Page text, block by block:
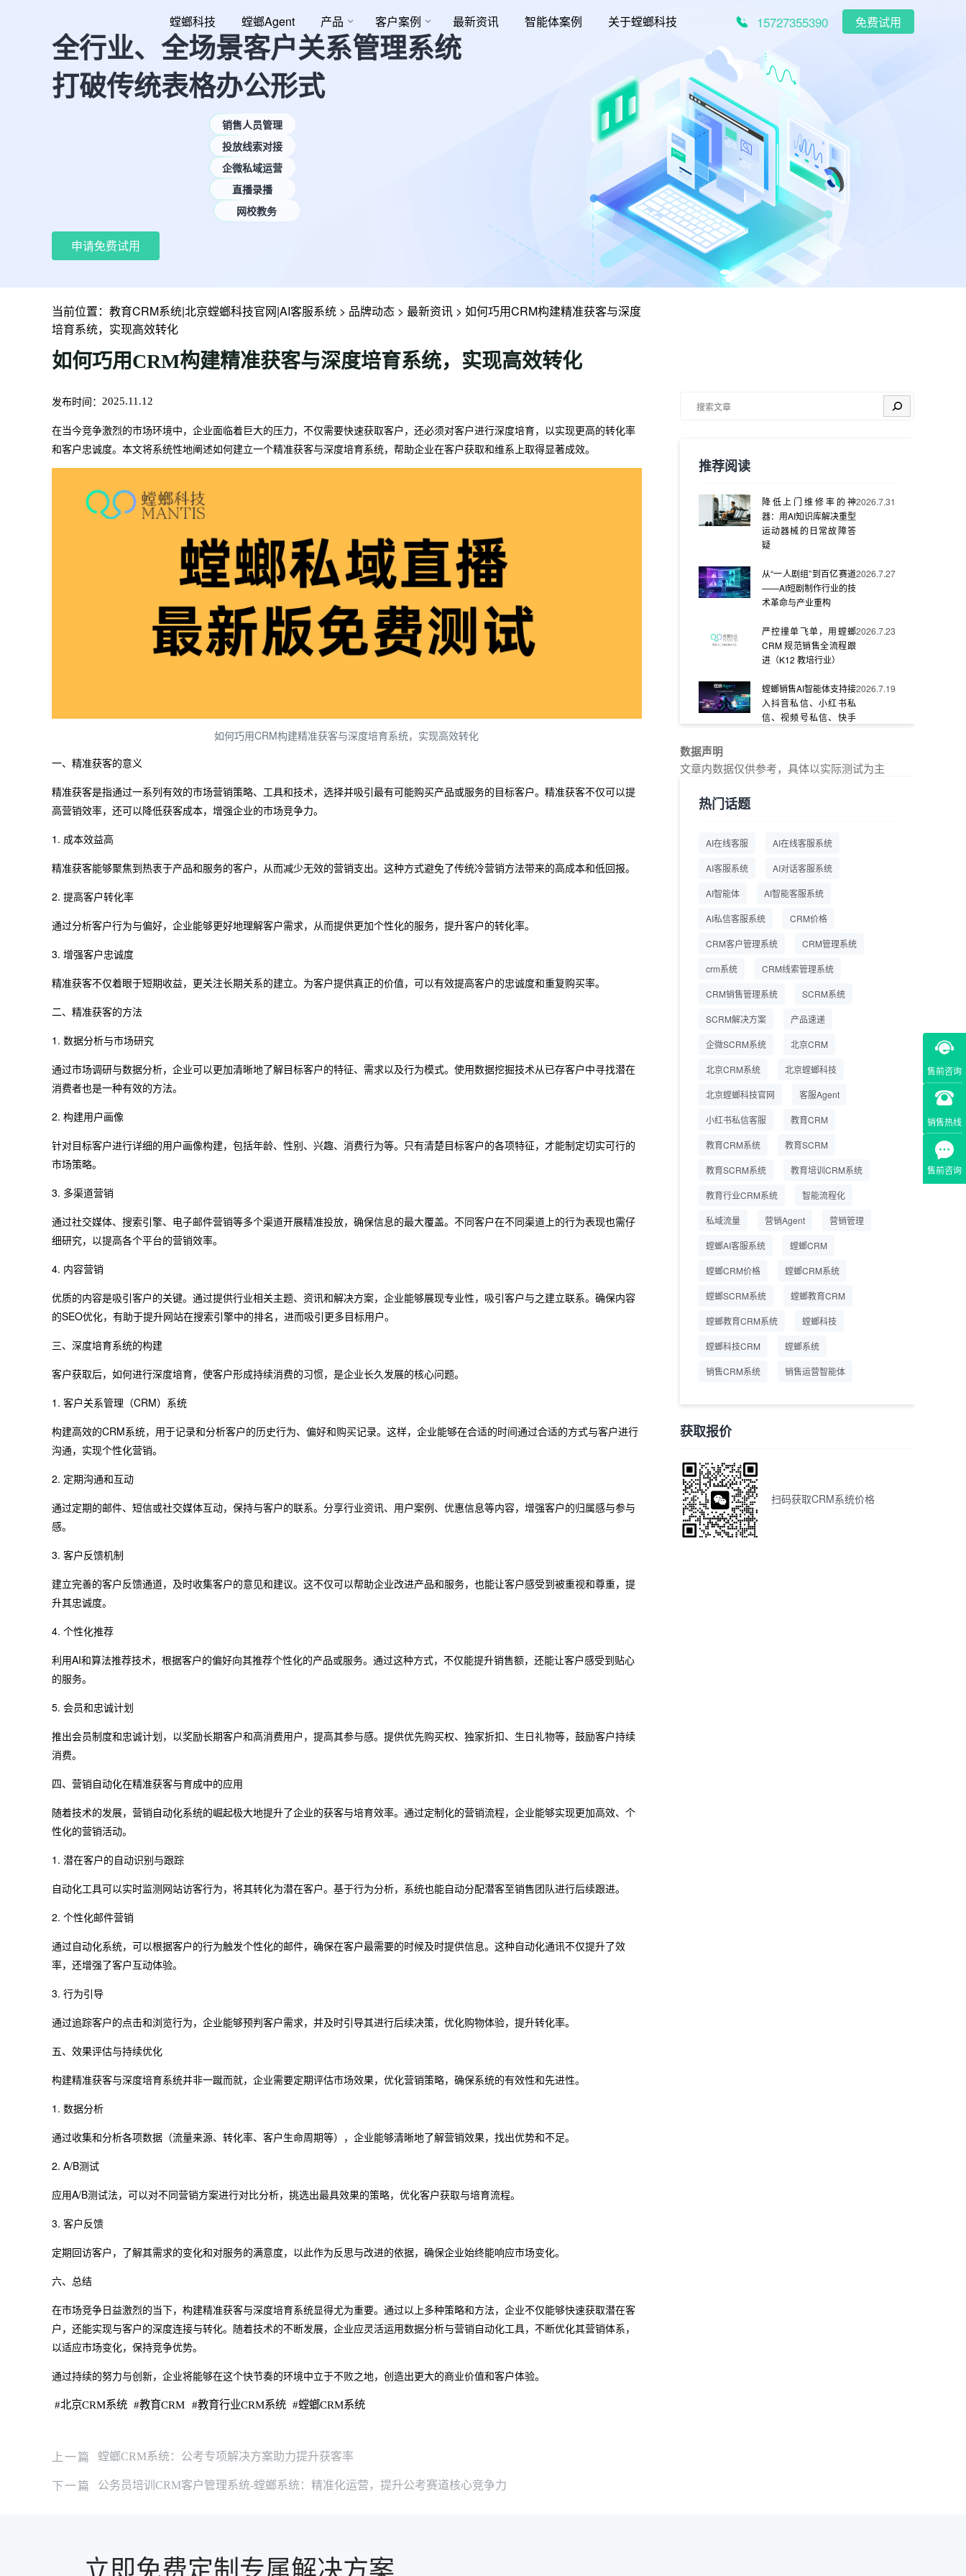
螳螂科技 螳螂Agent 产品 客户案例 最新资讯 智能体案例 关于螳螂科技 15727355390 免费试用
全行业、全场景客户关系管理系统
打破传统表格办公形式
销售人员管理
投放线索对接
企微私域运营
直播录播
网校教务
申请免费试用
售前咨询
销售热线
售前咨询
当前位置： 教育CRM系统|北京螳螂科技官网|AI客服系统 > 品牌动态 > 最新资讯 > 如何巧用CRM构建精准获客与深度
培育系统，实现高效转化
如何巧用CRM构建精准获客与深度培育系统，实现高效转化
发布时间： 2025.11.12
在当今竞争激烈的市场环境中，企业面临着巨大的压力，不仅需要快速获取客户，还必须对客户进行深度培育，以实现更高的转化率
和客户忠诚度。本文将系统性地阐述如何建立一个精准获客与深度培育系统，帮助企业在客户获取和维系上取得显著成效。
如何巧用CRM构建精准获客与深度培育系统，实现高效转化
一、精准获客的意义
精准获客是指通过一系列有效的市场营销策略、工具和技术，选择并吸引最有可能购买产品或服务的目标客户。精准获客不仅可以提
高营销效率，还可以降低获客成本，增强企业的市场竞争力。
1. 成本效益高
精准获客能够聚焦到热衷于产品和服务的客户，从而减少无效的营销支出。这种方式避免了传统冷营销方法带来的高成本和低回报。
2. 提高客户转化率
通过分析客户行为与偏好，企业能够更好地理解客户需求，从而提供更加个性化的服务，提升客户的转化率。
3. 增强客户忠诚度
精准获客不仅着眼于短期收益，更关注长期关系的建立。为客户提供真正的价值，可以有效提高客户的忠诚度和重复购买率。
二、精准获客的方法
1. 数据分析与市场研究
通过市场调研与数据分析，企业可以更加清晰地了解目标客户的特征、需求以及行为模式。使用数据挖掘技术从已存客户中寻找潜在
消费者也是一种有效的方法。
2. 构建用户画像
针对目标客户进行详细的用户画像构建，包括年龄、性别、兴趣、消费行为等。只有清楚目标客户的各项特征，才能制定切实可行的
市场策略。
3. 多渠道营销
通过社交媒体、搜索引擎、电子邮件营销等多个渠道开展精准投放，确保信息的最大覆盖。不同客户在不同渠道上的行为表现也需仔
细研究，以提高各个平台的营销效率。
4. 内容营销
优质的内容是吸引客户的关键。通过提供行业相关主题、资讯和解决方案，企业能够展现专业性，吸引客户与之建立联系。确保内容
的SEO优化，有助于提升网站在搜索引擎中的排名，进而吸引更多目标用户。
三、深度培育系统的构建
客户获取后，如何进行深度培育，使客户形成持续消费的习惯，是企业长久发展的核心问题。
1. 客户关系管理（CRM）系统
构建高效的CRM系统，用于记录和分析客户的历史行为、偏好和购买记录。这样，企业能够在合适的时间通过合适的方式与客户进行
沟通，实现个性化营销。
2. 定期沟通和互动
通过定期的邮件、短信或社交媒体互动，保持与客户的联系。分享行业资讯、用户案例、优惠信息等内容，增强客户的归属感与参与
感。
3. 客户反馈机制
建立完善的客户反馈通道，及时收集客户的意见和建议。这不仅可以帮助企业改进产品和服务，也能让客户感受到被重视和尊重，提
升其忠诚度。
4. 个性化推荐
利用AI和算法推荐技术，根据客户的偏好向其推荐个性化的产品或服务。通过这种方式，不仅能提升销售额，还能让客户感受到贴心
的服务。
5. 会员和忠诚计划
推出会员制度和忠诚计划，以奖励长期客户和高消费用户，提高其参与感。提供优先购买权、独家折扣、生日礼物等，鼓励客户持续
消费。
四、营销自动化在精准获客与育成中的应用
随着技术的发展，营销自动化系统的崛起极大地提升了企业的获客与培育效率。通过定制化的营销流程，企业能够实现更加高效、个
性化的营销活动。
1. 潜在客户的自动识别与跟踪
自动化工具可以实时监测网站访客行为，将其转化为潜在客户。基于行为分析，系统也能自动分配潜客至销售团队进行后续跟进。
2. 个性化邮件营销
通过自动化系统，可以根据客户的行为触发个性化的邮件，确保在客户最需要的时候及时提供信息。这种自动化通讯不仅提升了效
率，还增强了客户互动体验。
3. 行为引导
通过追踪客户的点击和浏览行为，企业能够预判客户需求，并及时引导其进行后续决策，优化购物体验，提升转化率。
五、效果评估与持续优化
构建精准获客与深度培育系统并非一蹴而就，企业需要定期评估市场效果，优化营销策略，确保系统的有效性和先进性。
1. 数据分析
通过收集和分析各项数据（流量来源、转化率、客户生命周期等），企业能够清晰地了解营销效果，找出优势和不足。
2. A/B测试
应用A/B测试法，可以对不同营销方案进行对比分析，挑选出最具效果的策略，优化客户获取与培育流程。
3. 客户反馈
定期回访客户，了解其需求的变化和对服务的满意度，以此作为反思与改进的依据，确保企业始终能响应市场变化。
六、总结
在市场竞争日益激烈的当下，构建精准获客与深度培育系统显得尤为重要。通过以上多种策略和方法，企业不仅能够快速获取潜在客
户，还能实现与客户的深度连接与转化。随着技术的不断发展，企业应灵活运用数据分析与营销自动化工具，不断优化其营销体系，
以适应市场变化，保持竞争优势。
通过持续的努力与创新，企业将能够在这个快节奏的环境中立于不败之地，创造出更大的商业价值和客户体验。
#北京CRM系统 #教育CRM #教育行业CRM系统 #螳螂CRM系统
搜索
推荐阅读
降低上门维修率的神
器：用AI知识库解决重型
运动器械的日常故障答
疑
2026.7.31
从“一人剧组”到百亿赛道
——AI短剧制作行业的技
术革命与产业重构
2026.7.27
严控撞单飞单，用螳螂
CRM 规范销售全流程跟
进（K12 教培行业）
2026.7.23
螳螂销售AI智能体支持接
入抖音私信、小红书私
信、视频号私信、快手
2026.7.19
螳螂系统专为K12/职业
交：螳螂科技销售AI智能
一站式SCRM系统企微
全流程
商用SCRM系统企微工
营成本
2026.7.14
企业微信 私域用户精细
螳螂教育CRM助力教培
机构精细化运营
数据声明
文章内数据仅供参考，具体以实际测试为主
热门话题
AI在线客服 AI在线客服系统
AI客服系统 AI对话客服系统
AI智能体 AI智能客服系统
AI私信客服系统 CRM价格
CRM客户管理系统 CRM管理系统
crm系统 CRM线索管理系统
CRM销售管理系统 SCRM系统
SCRM解决方案 产品速递
企微SCRM系统 北京CRM
北京CRM系统 北京螳螂科技
北京螳螂科技官网 客服Agent
小红书私信客服 教育CRM
教育CRM系统 教育SCRM
教育SCRM系统 教育培训CRM系统
教育行业CRM系统 智能流程化
私域流量 营销Agent 营销管理
螳螂AI客服系统 螳螂CRM
螳螂CRM价格 螳螂CRM系统
螳螂SCRM系统 螳螂教育CRM
螳螂教育CRM系统 螳螂科技
螳螂科技CRM 螳螂系统
销售CRM系统 销售运营智能体
获取报价
扫码获取CRM系统价格
上一篇 螳螂CRM系统：公考专项解决方案助力提升获客率
下一篇 公务员培训CRM客户管理系统-螳螂系统：精准化运营，提升公考赛道核心竞争力
立即免费定制专属解决方案